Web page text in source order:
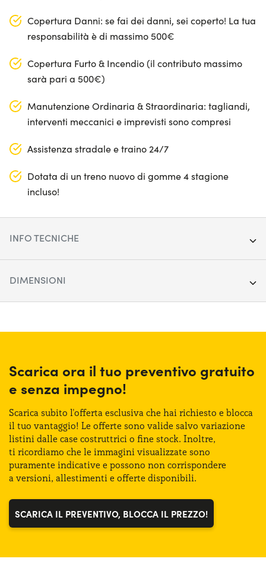
Copertura Danni: se fai dei danni, sei coperto! La tua
responsabilità è di massimo 500€
Copertura Furto & Incendio (il contributo massimo
sarà pari a 500€)
Manutenzione Ordinaria & Straordinaria: tagliandi,
interventi meccanici e imprevisti sono compresi
Assistenza stradale e traino 24/7
Dotata di un treno nuovo di gomme 4 stagione
incluso!
INFO TECNICHE
Alimentazione:Ibrido Plug-in
Cambio: Automatico
Trazione:4X4
Posti auto:5
DIMENSIONI
Altezza: 153 cm
Bagagliaio (max):1400 lt
Bagagliaio (min):450 lt
Scarica ora il tuo preventivo gratuito
e senza impegno!
Scarica subito l'offerta esclusiva che hai richiesto e blocca
il tuo vantaggio! Le offerte sono valide salvo variazione
listini dalle case costruttrici o fine stock. Inoltre,
ti ricordiamo che le immagini visualizzate sono
puramente indicative e possono non corrispondere
a versioni, allestimenti e offerte disponibili.
SCARICA IL PREVENTIVO, BLOCCA IL PREZZO!